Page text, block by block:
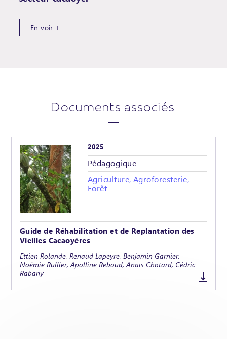
En voir +
Documents associés
2025
Pédagogique
Agriculture, Agroforesterie,
Forêt
Guide de Réhabilitation et de Replantation des
Vieilles Cacaoyères
Ettien Rolande, Renaud Lapeyre, Benjamin Garnier,
Noémie Rullier, Apolline Reboud, Anaïs Chotard, Cédric
Rabany